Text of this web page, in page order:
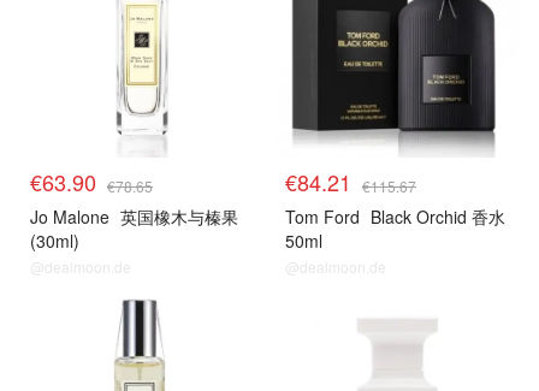
€63.90 €78.65
Jo Malone 英国橡木与榛果
(30ml)
@dealmoon.de
€84.21 €115.67
Tom Ford Black Orchid 香水
50ml
@dealmoon.de